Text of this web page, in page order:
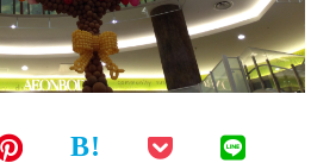
B!